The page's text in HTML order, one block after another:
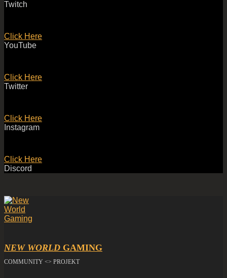
Twitch
Click Here
YouTube
Click Here
Twitter
Click Here
Instagram
Click Here
Discord
NEW WORLD GAMING
COMMUNITY <> PROJEKT